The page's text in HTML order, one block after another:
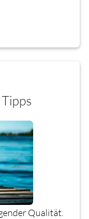
Qualität.